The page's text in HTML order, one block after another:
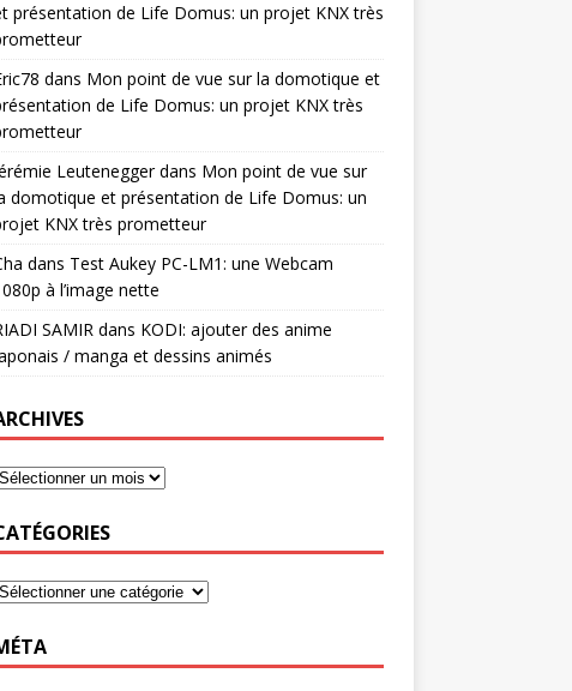
présentation de Life Domus: un projet KNX très
dans Mon point de vue sur la domotique et
de Life Domus: un projet KNX très
Leuteneggerdans Mon point de vue sur
domotique et présentation de Life Domus: un
KNX très prometteur
dans Test Aukey PC-LM1: une Webcam
à l’image nette
SAMIRdans KODI: ajouter des anime
/ manga et dessins animés